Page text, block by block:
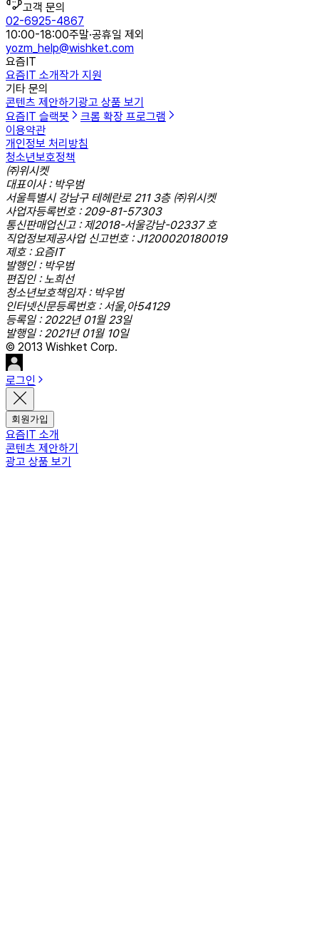
고객 문의
02-6925-4867
10:00-18:00주말·공휴일 제외
yozm_help@wishket.com
요즘IT
요즘IT 소개작가 지원
기타 문의
콘텐츠 제안하기 광고 상품 보기
요즘IT 슬랙봇
크롬 확장 프로그램
이용약관
개인정보 처리방침
청소년보호정책
㈜위시켓
대표이사 : 박우범
서울특별시 강남구 테헤란로 211 3층 ㈜위시켓
사업자등록번호 : 209-81-57303
통신판매업신고 : 제2018-서울강남-02337 호
직업정보제공사업 신고번호 : J1200020180019
제호 : 요즘IT
발행인 : 박우범
편집인 : 노희선
청소년보호책임자 : 박우범
인터넷신문등록번호 : 서울,아54129
등록일 : 2022년 01월 23일
발행일 : 2021년 01월 10일
© 2013 Wishket Corp.
로그인
회원가입
요즘IT 소개
콘텐츠 제안하기
광고 상품 보기